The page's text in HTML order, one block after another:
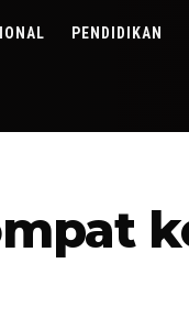
PENDIDIKAN